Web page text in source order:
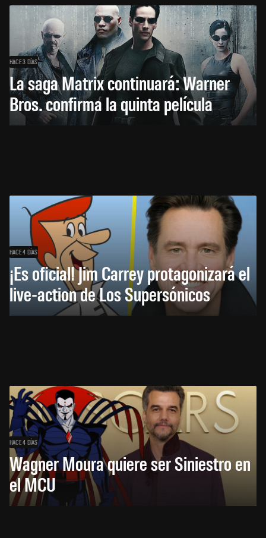
HACE 3 DÍAS
La saga Matrix continuará: Warner
Bros. confirma la quinta película
HACE 4 DÍAS
¡Es oficial! Jim Carrey protagonizará el
live-action de Los Supersónicos
HACE 4 DÍAS
Wagner Moura quiere ser Siniestro en
el MCU